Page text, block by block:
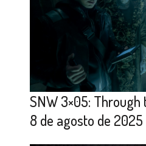
SNW 3×05:
8 de agosto de 2025